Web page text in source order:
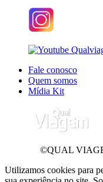
Fale conosco
Quem somos
Mídia Kit
©QUAL
Utilizamos cookies para